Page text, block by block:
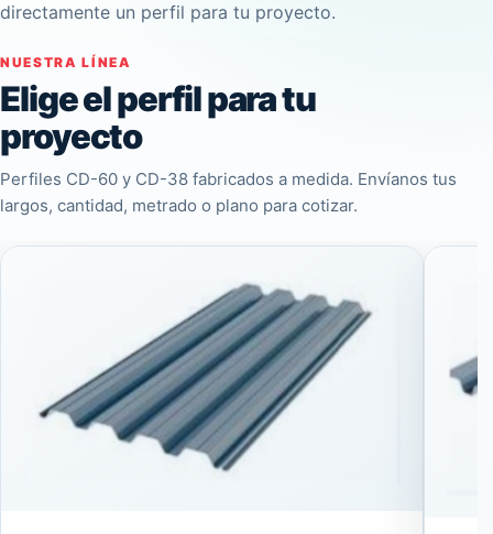
directamente un perfil para tu proyecto.
NUESTRA LÍNEA
Elige el perfil para tu
proyecto
Perfiles CD-60 y CD-38 fabricados a medida. Envíanos tus
largos, cantidad, metrado o plano para cotizar.